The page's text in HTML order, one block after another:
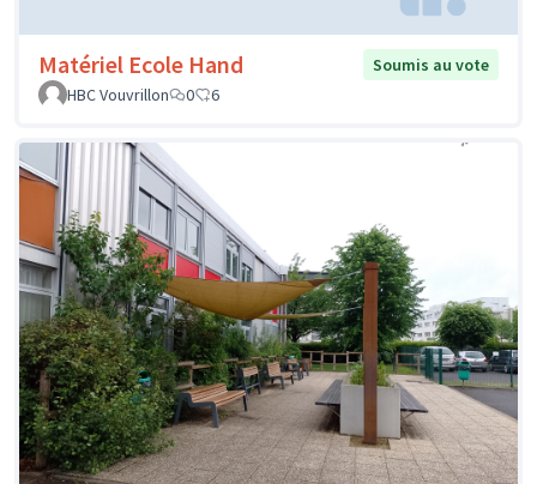
Matériel Ecole Hand
Soumis au vote
HBC Vouvrillon
0 6